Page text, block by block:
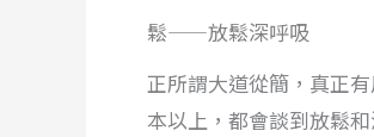
鬆——放鬆深呼吸
正所謂大道從簡，真正
本以上，都會談到放鬆和